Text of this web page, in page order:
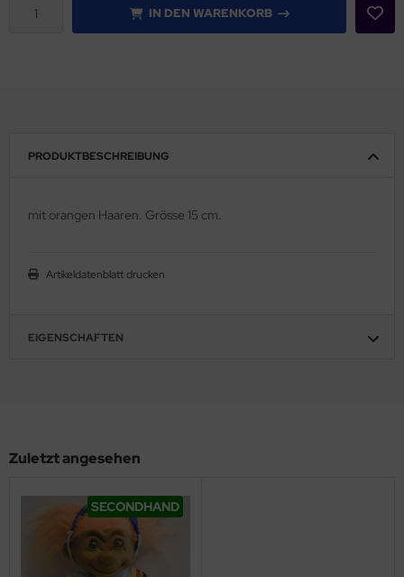
IN DEN WARENKORB
PRODUKTBESCHREIBUNG
mit orangen Haaren. Grösse 15 cm.
Artikeldatenblatt drucken
EIGENSCHAFTEN
Zuletzt angesehen
SECONDHAND